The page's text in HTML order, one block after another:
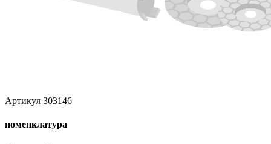
Артикул 303146
номенклатура